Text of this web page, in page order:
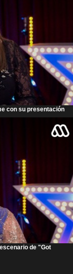
con su presentación
de "Got